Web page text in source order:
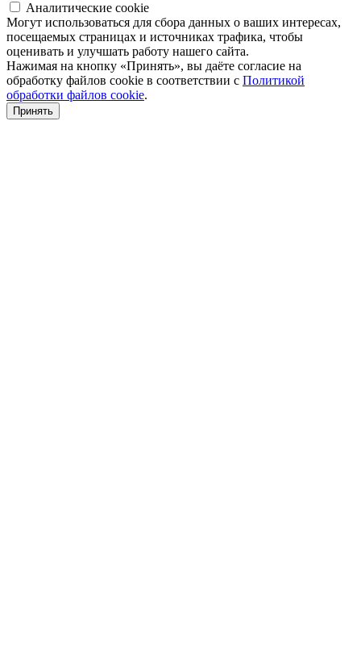
Аналитические cookie
Могут использоваться для сбора данных о ваших интересах,
посещаемых страницах и источниках трафика, чтобы
оценивать и улучшать работу нашего сайта.
Нажимая на кнопку «Принять», вы даёте согласие на
обработку файлов cookie в соответствии с Политикой
обработки файлов cookie.
Принять